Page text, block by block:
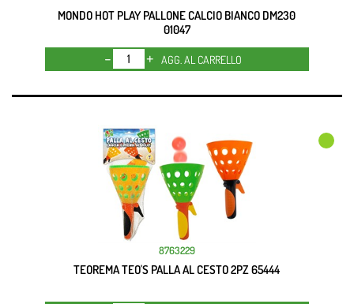
MONDO HOT PLAY PALLONE CALCIO BIANCO DM230
01047
Quantità
AGG. AL CARRELLO
8763229
TEOREMA TEO'S PALLA AL CESTO 2PZ 65444